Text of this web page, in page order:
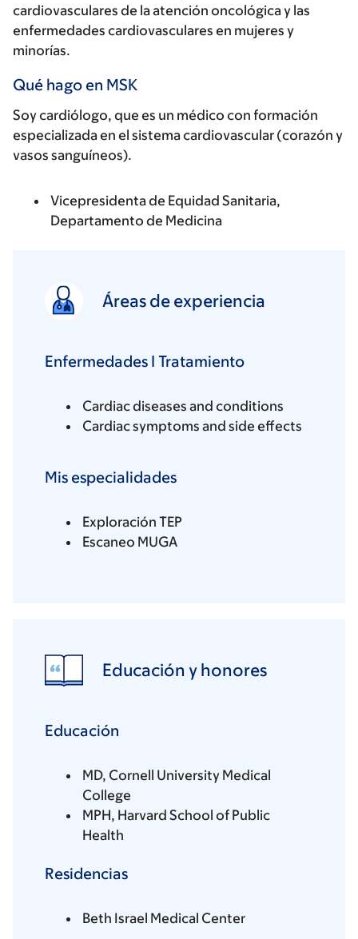
cardiovasculares de la atención oncológica y las
enfermedades cardiovasculares en mujeres y
minorías.
Qué hago en MSK
Soy cardiólogo, que es un médico con formación
especializada en el sistema cardiovascular (corazón y
vasos sanguíneos).
Vicepresidenta de Equidad Sanitaria,
Departamento de Medicina
Áreas de experiencia
Enfermedades I Tratamiento
Cardiac diseases and conditions
Cardiac symptoms and side effects
Mis especialidades
Exploración TEP
Escaneo MUGA
Educación y honores
Educación
MD, Cornell University Medical
College
MPH, Harvard School of Public
Health
Residencias
Beth Israel Medical Center